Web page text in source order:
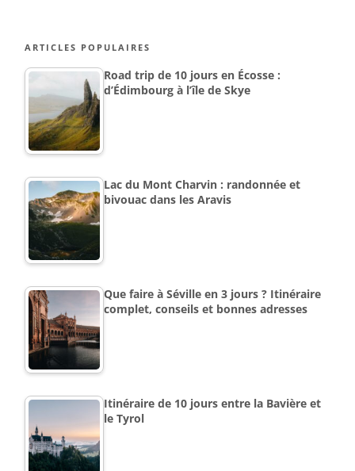
ARTICLES POPULAIRES
Road trip de 10 jours en Écosse :
d’Édimbourg à l’île de Skye
Lac du Mont Charvin : randonnée et
bivouac dans les Aravis
Que faire à Séville en 3 jours ? Itinéraire
complet, conseils et bonnes adresses
Itinéraire de 10 jours entre la Bavière et
le Tyrol